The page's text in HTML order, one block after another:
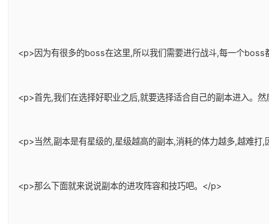
<p>因为有很多的boss在这里,所以我们需要进行战斗,每一个
<p>首先,我们在选择好职业之后,就要选择适合自己的副本进入。
<p>当然,副本是有星级的,星级越高的副本,消耗的体力越多,越难
<p>那么下面就来说说副本的进攻阵容和技巧吧。</p>